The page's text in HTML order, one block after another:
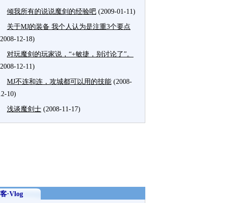
倾我所有的说说魔剑的经验吧 (2009-01-11)
关于MJ的装备 我个人认为是注重3个要点
12-18)
对玩魔剑的玩家说，“+敏捷，别讨论了”。
12-11)
MJ不连和连，攻城都可以用的技能 (2008-
10)
浅谈魔剑士 (2008-11-17)
·Vlog